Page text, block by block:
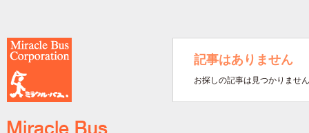
記事はありません
お探しの記事は見つかりませ